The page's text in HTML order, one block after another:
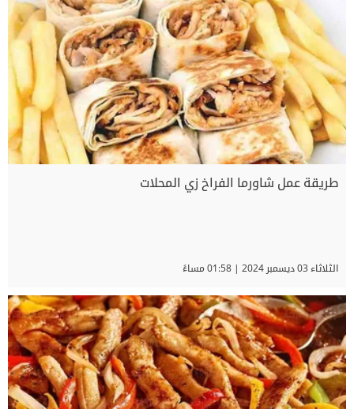
طريقة عمل شاورما الفراخ زي المحلات
الثلاثاء 03 ديسمبر 2024 | 01:58 مساءً